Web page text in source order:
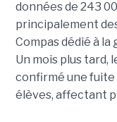
données de 243
principalement
Compas dédié à
Un mois plus tard,
confirmé une
élèves, affectant